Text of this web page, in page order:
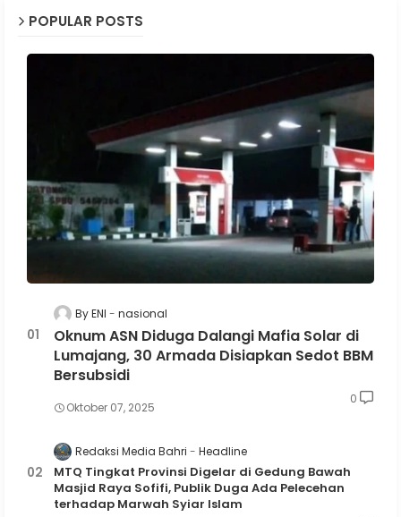
POPULAR POSTS
By ENI nasional
Oknum ASN Diduga Dalangi Mafia Solar di
Lumajang, 30 Armada Disiapkan Sedot BBM
Bersubsidi
Oktober 07, 2025
0
Redaksi Media Bahri Headline
MTQ Tingkat Provinsi Digelar di Gedung Bawah
Masjid Raya Sofifi, Publik Duga Ada Pelecehan
terhadap Marwah Syiar Islam